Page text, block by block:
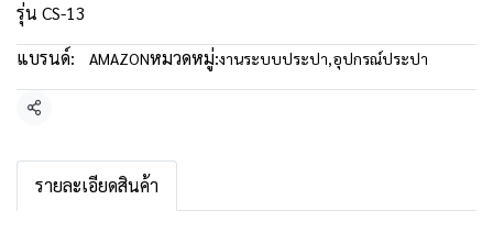
รุ่น CS-13
แบรนด์:
AMAZONหมวดหมู่:งานระบบประปา,อุปกรณ์ประปา
แชร์
รายละเอียดสินค้า